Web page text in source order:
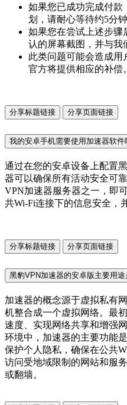
如果您已成功完成付款
划，请耐心等待约5分
如果您在尝试上述步骤
认的屏幕截图，并与我
此类问题可能会造成用
官方将提供相应的补偿。
分享标题链接 分享页面链接
我的安卓手机需要使用加速器软件
通过在您的安卓设备上配置
器可以确保所有活动安全可
VPN加速器服务器之一，即
共Wi-Fi连接下的信息安全，
分享标题链接 分享页面链接
黑豹VPN加速器的安卓版主要用途
加速器的概念源于虚拟私有
机整合成一个虚拟网络。最
速度、实现网络共享和增强
环境中，加速器的主要功能
保护个人隐私，确保在公共
访问受地域限制的网站和服
或翻墙。